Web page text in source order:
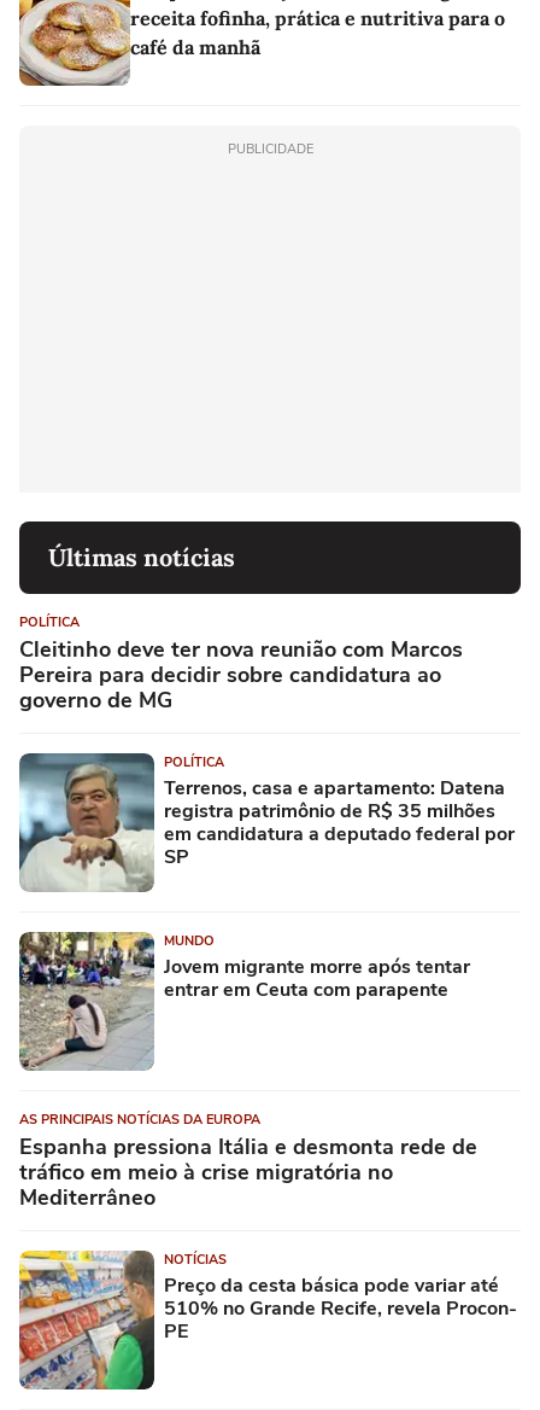
receita fofinha, prática e nutritiva para o
café da manhã
PUBLICIDADE
Últimas notícias
POLÍTICA
Cleitinho deve ter nova reunião com Marcos
Pereira para decidir sobre candidatura ao
governo de MG
POLÍTICA
Terrenos, casa e apartamento: Datena
registra patrimônio de R$ 35 milhões
em candidatura a deputado federal por
SP
MUNDO
Jovem migrante morre após tentar
entrar em Ceuta com parapente
AS PRINCIPAIS NOTÍCIAS DA EUROPA
Espanha pressiona Itália e desmonta rede de
tráfico em meio à crise migratória no
Mediterrâneo
NOTÍCIAS
Preço da cesta básica pode variar até
510% no Grande Recife, revela Procon-
PE